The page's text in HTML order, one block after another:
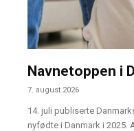
Navnetoppen i
7. august 2026
14. juli publiserte
nyfødte i Danmark i